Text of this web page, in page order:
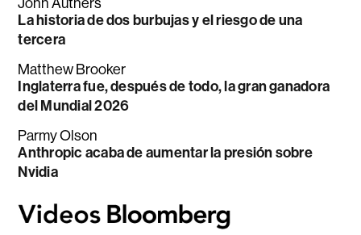
La historia de dos burbujas y el riesgo de una
tercera
Matthew Brooker
Inglaterra fue, después de todo, la gran ganadora
del Mundial 2026
Parmy Olson
Anthropic acaba de aumentar la presión sobre
Nvidia